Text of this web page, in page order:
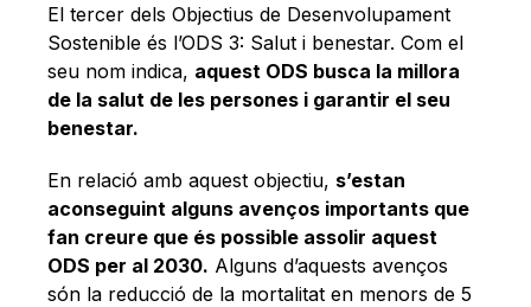
El tercer dels Objectius de Desenvolupament
Sostenible és l’ODS 3: Salut i benestar. Com el
seu nom indica, aquest ODS busca la millora
de la salut de les persones i garantir el seu
benestar.
En relació amb aquest objectiu, s’estan
aconseguint alguns avenços importants que
fan creure que és possible assolir aquest
ODS per al 2030. Alguns d’aquests avenços
són la reducció de la mortalitat en menors de 5